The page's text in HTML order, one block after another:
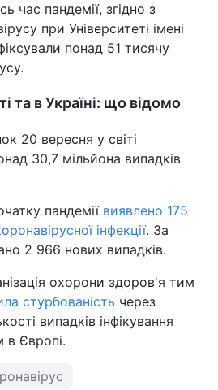
час пандемії, згідно з
при Університеті імені
понад 51 тисячу
та в Україні: що відомо
20 вересня у світі
30,7 мільйона випадків
пандемії виявлено 175
інфекції. За
2 966 нових випадків.
охорони здоров'я тим
стурбованість через
випадків інфікування
в Європі.